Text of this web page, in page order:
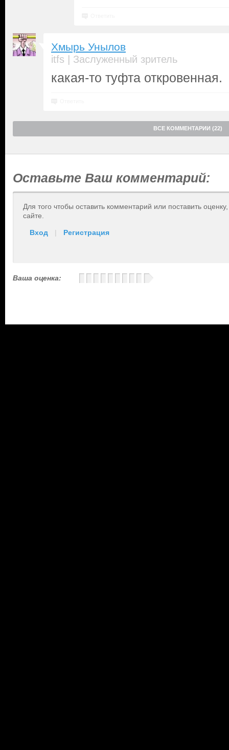
Хмырь Унылов
itfs | Заслуженный зритель
какая-то туфта откровенная.
ВСЕ КОММЕНТАРИИ (22)
Оставьте Ваш комментарий:
Для того чтобы оставить комментарий или поставить
сайте.
Вход | Регистрация
Ваша оценка: